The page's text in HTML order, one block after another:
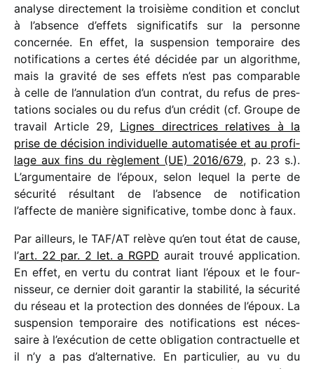
analyse direc­te­ment la troi­sième condi­tion et conclut
à l’absence d’effets signi­fi­ca­tifs sur la personne
concer­née. En effet, la suspen­sion tempo­raire des
noti­fi­ca­tions a certes été déci­dée par un algo­rithme,
mais la gravité de ses effets n’est pas compa­rable
à celle de l’annulation d’un contrat, du refus de pres­
ta­tions sociales ou du refus d’un crédit (cf. Groupe de
travail Article 29, Lignes direc­trices rela­tives à la
prise de déci­sion indi­vi­duelle auto­ma­ti­sée et au profi­
lage aux fins du règle­ment (UE) 2016/​679, p. 23 s.).
L’argumentaire de l’époux, selon lequel la perte de
sécu­rité résul­tant de l’absence de noti­fi­ca­tion
l’affecte de manière signi­fi­ca­tive, tombe donc à faux.
Par ailleurs, le TAF/​AT relève qu’en tout état de cause,
l’art. 22 par. 2 let. a RGPD aurait trouvé appli­ca­tion.
En effet, en vertu du contrat liant l’époux et le four­
nis­seur, ce dernier doit garan­tir la stabi­lité, la sécu­rité
du réseau et la protec­tion des données de l’époux. La
suspen­sion tempo­raire des noti­fi­ca­tions est néces­
saire à l’exécution de cette obli­ga­tion contrac­tuelle et
il n’y a pas d’alternative. En parti­cu­lier, au vu du